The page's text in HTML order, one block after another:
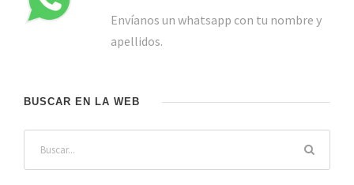
Envíanos un whatsapp con tu nombre y
apellidos.
BUSCAR EN LA WEB